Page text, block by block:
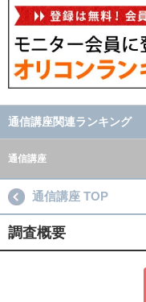
通信講座関連ランキング
通信講座
通信講座 TOP
調査概要